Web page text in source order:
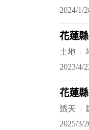
2024/1/
花蓮
土地
2023/4/
花蓮
透天
2025/3/